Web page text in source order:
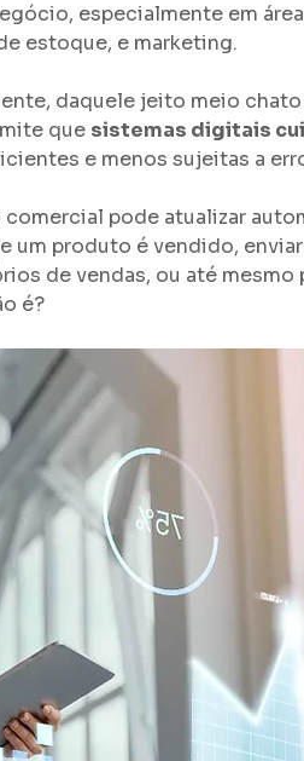
especialmente em
estoque, e marketing.
daquele jeito meio
que sistemas digitais
e menos sujeitas a
pode atualizar
um produto é vendido,
de vendas, ou até mesmo
é?